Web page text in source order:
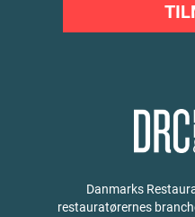
Danmarks
restauratørernes